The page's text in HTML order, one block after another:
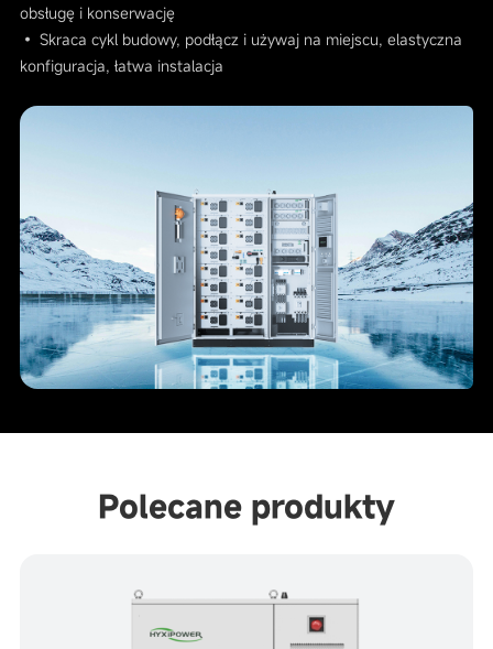
obsługę i konserwację
• Skraca cykl budowy, podłącz i używaj na miejscu, elastyczna
konfiguracja, łatwa instalacja
Polecane produkty